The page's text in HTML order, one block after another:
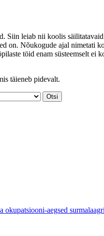
leiab nii koolis
on. Nõukogude ajal
töid enam süsteemselt
täieneb pidevalt.
aegsed